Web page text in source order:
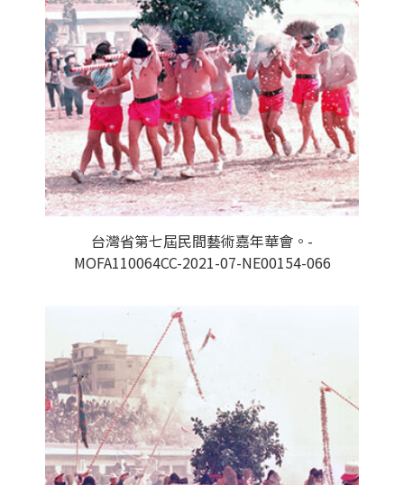
台灣省第七屆民間藝術嘉年華會。-
MOFA110064CC-2021-07-NE00154-066